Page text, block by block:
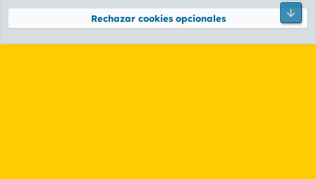
Community platform by XenForo® © 2010-2026 XenForo Ltd.
Rechazar cookies opcionales
Pie